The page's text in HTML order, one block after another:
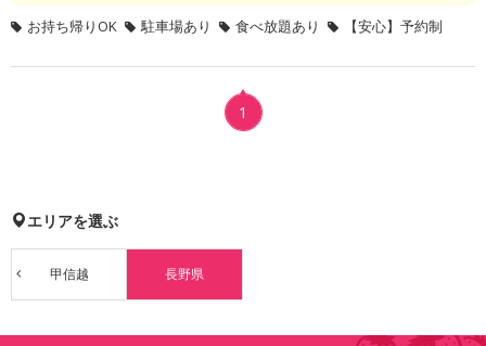
お持ち帰りOK 駐車場あり 食べ放題あり 【安心】予約制
1
エリアを選ぶ
甲信越 長野県